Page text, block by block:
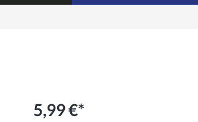
5,99 €*